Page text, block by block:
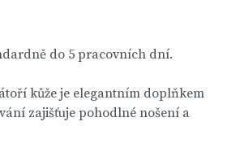
do 5 pracovních dní.
kůže je elegantním doplňkem
zajišťuje pohodlné nošení a